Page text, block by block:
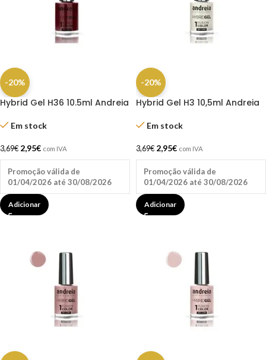
-20%
Hybrid Gel H36 10.5ml Andreia
Em stock
3,69€ 2,95€ com IVA
Promoção válida de
01/04/2026 até 30/08/2026
Adicionar
-20%
Hybrid Gel H3 10,5ml Andreia
Em stock
3,69€ 2,95€ com IVA
Promoção válida de
01/04/2026 até 30/08/2026
Adicionar